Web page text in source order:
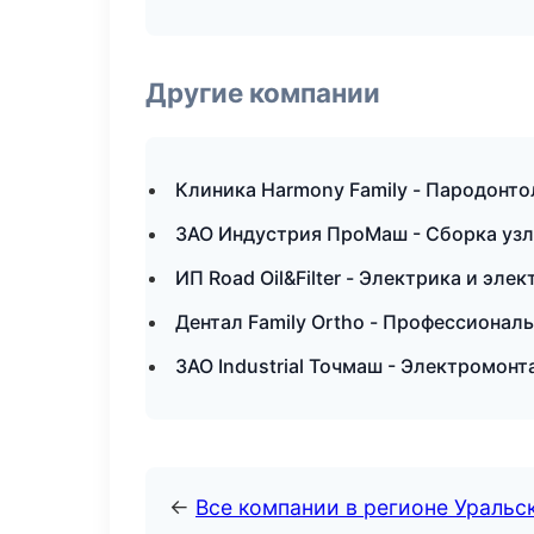
Другие компании
Клиника Harmony Family -
ЗАО Индустрия ПроМаш - Сборка
ИП Road Oil&Filter - Электрика и
Дентал Family Ortho -
ЗАО Industrial Точмаш -
← Все компании в регионе